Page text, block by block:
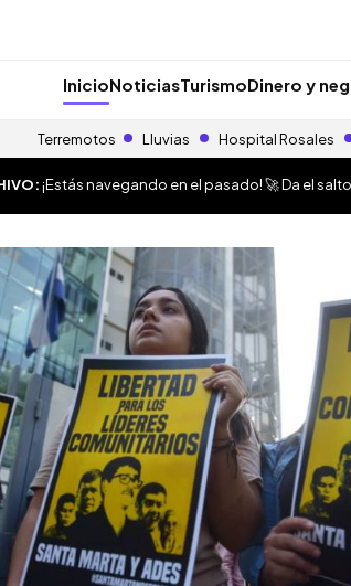
InicioNoticiasTurismoDinero y
Terremotos Lluvias Hospital Rosales
¡Estás navegando en el pasado! 🚀 Da el